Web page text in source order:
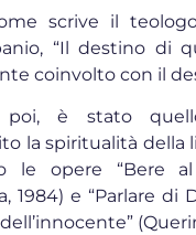
scrive il
“Il destino di
coinvolto con il
poi, è stato
la spiritualità della
le opere “Bere
1984) e “Parlare di